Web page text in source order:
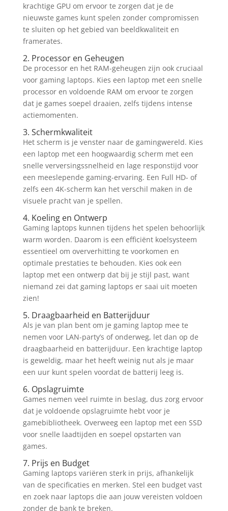
krachtige GPU om ervoor te zorgen dat je de
nieuwste games kunt spelen zonder compromissen
te sluiten op het gebied van beeldkwaliteit en
framerates.
2. Processor en Geheugen
De processor en het RAM-geheugen zijn ook cruciaal
voor gaming laptops. Kies een laptop met een snelle
processor en voldoende RAM om ervoor te zorgen
dat je games soepel draaien, zelfs tijdens intense
actiemomenten.
3. Schermkwaliteit
Het scherm is je venster naar de gamingwereld. Kies
een laptop met een hoogwaardig scherm met een
snelle verversingssnelheid en lage responstijd voor
een meeslepende gaming-ervaring. Een Full HD- of
zelfs een 4K-scherm kan het verschil maken in de
visuele pracht van je spellen.
4. Koeling en Ontwerp
Gaming laptops kunnen tijdens het spelen behoorlijk
warm worden. Daarom is een efficiënt koelsysteem
essentieel om oververhitting te voorkomen en
optimale prestaties te behouden. Kies ook een
laptop met een ontwerp dat bij je stijl past, want
niemand zei dat gaming laptops er saai uit moeten
zien!
5. Draagbaarheid en Batterijduur
Als je van plan bent om je gaming laptop mee te
nemen voor LAN-party’s of onderweg, let dan op de
draagbaarheid en batterijduur. Een krachtige laptop
is geweldig, maar het heeft weinig nut als je maar
een uur kunt spelen voordat de batterij leeg is.
6. Opslagruimte
Games nemen veel ruimte in beslag, dus zorg ervoor
dat je voldoende opslagruimte hebt voor je
gamebibliotheek. Overweeg een laptop met een SSD
voor snelle laadtijden en soepel opstarten van
games.
7. Prijs en Budget
Gaming laptops variëren sterk in prijs, afhankelijk
van de specificaties en merken. Stel een budget vast
en zoek naar laptops die aan jouw vereisten voldoen
zonder de bank te breken.